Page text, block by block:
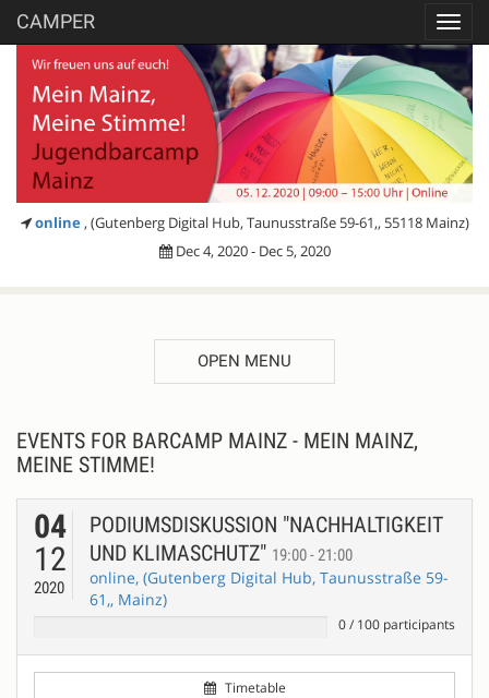
CAMPER
online , (Gutenberg Digital Hub, Taunusstraße 59-61,, 55118 Mainz)
Dec 4, 2020 - Dec 5, 2020
OPEN MENU
EVENTS FOR BARCAMP MAINZ - MEIN MAINZ,
MEINE STIMME!
04
12
2020
PODIUMSDISKUSSION "NACHHALTIGKEIT
UND KLIMASCHUTZ" 19:00 - 21:00
online, (Gutenberg Digital Hub, Taunusstraße 59-
61,, Mainz)
0/ 100 participants
Timetable